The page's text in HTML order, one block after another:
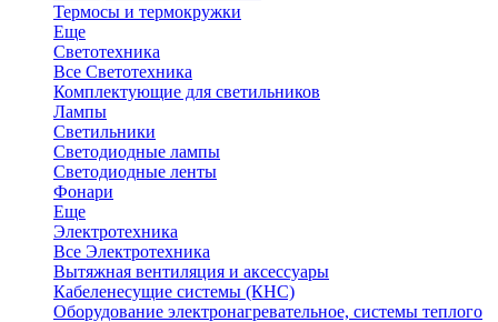
Термосы и термокружки
Еще
Светотехника
Все Светотехника
Комплектующие для светильников
Лампы
Светильники
Светодиодные лампы
Светодиодные ленты
Фонари
Еще
Электротехника
Все Электротехника
Вытяжная вентиляция и аксессуары
Кабеленесущие системы (КНС)
Оборудование электронагревательное, системы теплого